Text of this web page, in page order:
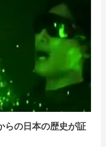
らの日本の歴史が証